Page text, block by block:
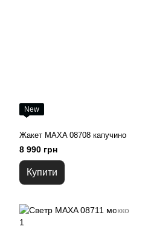
New
Жакет MAXA 08708 капучино
8 990 грн
Купити